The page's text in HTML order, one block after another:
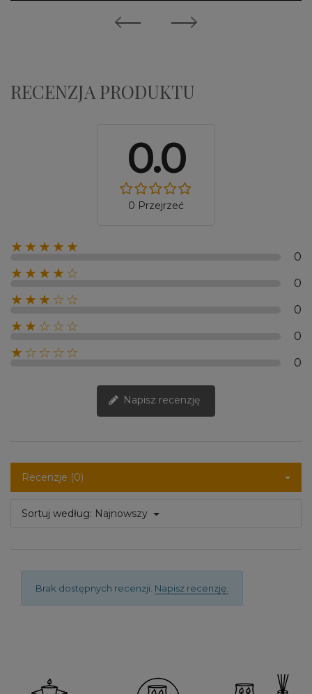
RECENZJA PRODUKTU
0.0
0 Przejrzeć
★★★★★
0
★★★★☆
0
★★★☆☆
0
★★☆☆☆
0
★☆☆☆☆
0
Napisz recenzję
Recenzje (0)
Sortuj według: Najnowszy
Brak dostępnych recenzji. Napisz recenzję.